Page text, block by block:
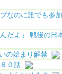
なのに誰でも参
だよ」 戦後の日
の始まり解禁
０話